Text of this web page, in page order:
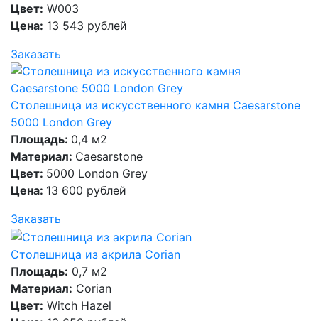
Цвет: W003
Цена: 13 543 рублей
Заказать
Столешница из искусственного камня Caesarstone
5000 London Grey
Площадь: 0,4 м2
Материал: Caesarstone
Цвет: 5000 London Grey
Цена: 13 600 рублей
Заказать
Столешница из акрила Corian
Площадь: 0,7 м2
Материал: Corian
Цвет: Witch Hazel